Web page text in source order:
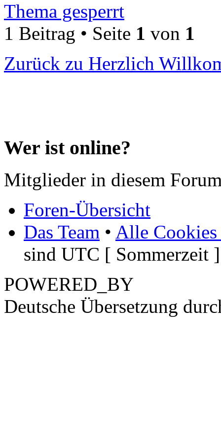
Thema gesperrt
1 Beitrag • Seite 1 von 1
Zurück zu Herzlich
Wer ist online?
Mitglieder in diesem
Foren-Übersicht
Das Team • Alle Cookies
sind UTC [ Sommerzeit ]
POWERED_BY
Deutsche Übersetzung